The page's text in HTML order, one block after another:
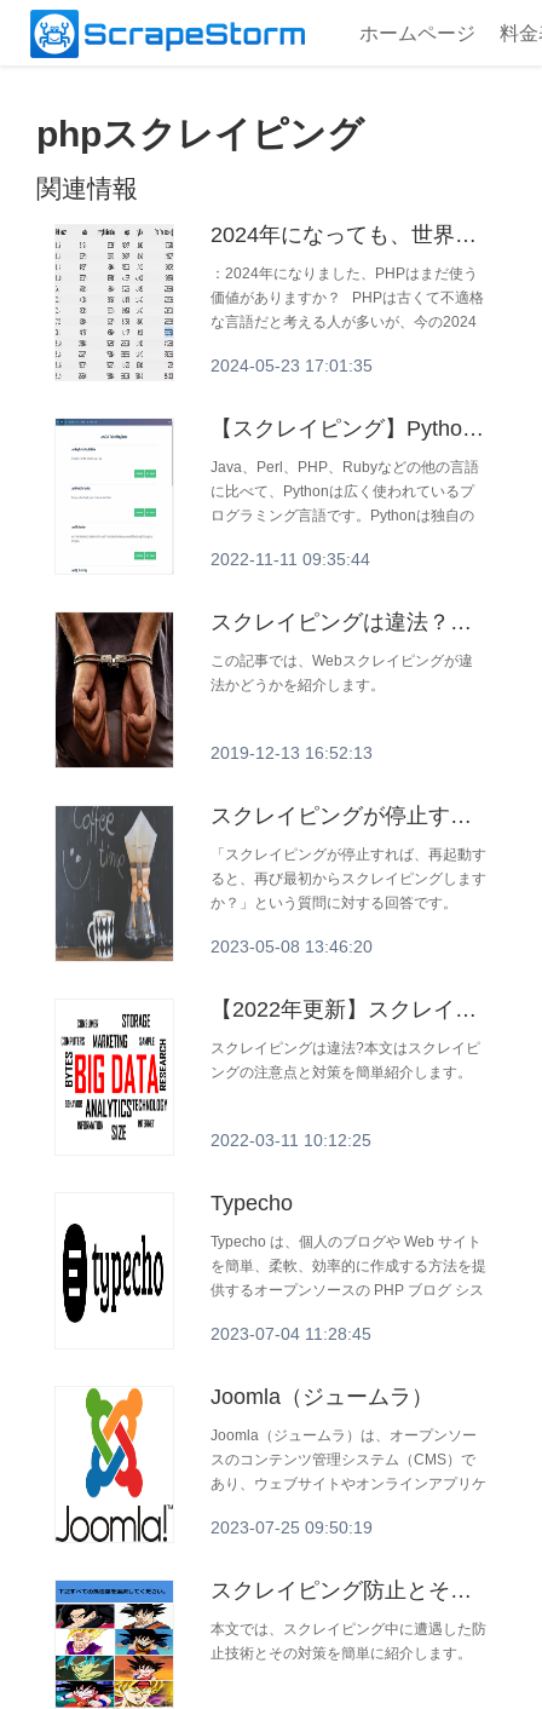
ホームページ 料金
phpスクレイピング
関連情報
2024年になっても、世界では76.4%のサイトが「死んだ」PHPを使っている！
：2024年になりました、PHPはまだ使う
価値がありますか？ PHPは古くて不適格
な言語だと考える人が多いが、今の2024
れている言語です。PHPは依然として
2024-05-23 17:01:35
【スクレイピング】Python独学サイト 5選 | スクレイピングに役立つ
Java、Perl、PHP、Rubyなどの他の言語
に比べて、Pythonは広く使われているプ
ログラミング言語です。Pythonは独自の
ース言語です。 本文はいくつかのpython
2022-11-11 09:35:44
スクレイピングは違法？スクレイピング前に注意すべきこと
この記事では、Webスクレイピングが違
法かどうかを紹介します。
2019-12-13 16:52:13
スクレイピングが停止すれば、再起動すると、再び最初からスクレイピングしますか？
「スクレイピングが停止すれば、再起動す
ると、再び最初からスクレイピングします
か？」という質問に対する回答です。
2023-05-08 13:46:20
【2022年更新】スクレイピングは違法?スクレイピングの注意点と対策
スクレイピングは違法?本文はスクレイピ
ングの注意点と対策を簡単紹介します。
2022-03-11 10:12:25
Typecho
Typecho は、個人のブログや Web サイト
を簡単、柔軟、効率的に作成する方法を提
供するオープンソースの PHP ブログ シス
2023-07-04 11:28:45
Joomla（ジュームラ）
Joomla（ジュームラ）は、オープンソー
スのコンテンツ管理システム（CMS）で
あり、ウェブサイトやオンラインアプリケ
トフォームです。2005年にリリースされ
MySQLデータベースを使用してコンテン
ツやウェブサイトの情報を保存します。
2023-07-25 09:50:19
スクレイピング防止とその対策
本文では、スクレイピング中に遭遇した防
止技術とその対策を簡単に紹介します。